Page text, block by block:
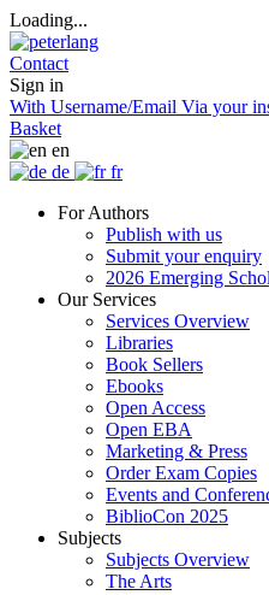
Loading...
Contact
Sign in
With Username/Email Via your
Basket
en
de
fr
For Authors
Publish with us
Submit your enquiry
2026 Emerging
Our Services
Services Overview
Libraries
Book Sellers
Ebooks
Open Access
Open EBA
Marketing & Press
Order Exam Copies
Events and
BiblioCon 2025
Subjects
Subjects Overview
The Arts